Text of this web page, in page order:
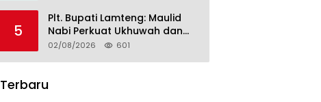
5
Plt. Bupati Lamteng: Maulid
Nabi Perkuat Ukhuwah dan
Jaga Kerukunan Umat
02/08/2026 601
Terbaru